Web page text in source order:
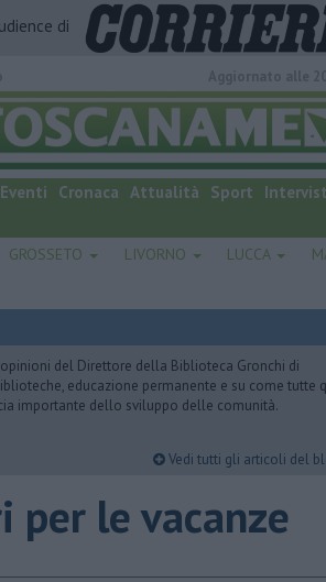
di
Eventi Cronaca Attualità Sport
GROSSETO LIVORNO LUCCA
opinioni del Direttore della Biblioteca Gronchi di
educazione permanente e su come tutte
importante dello sviluppo delle comunità.
Vedi tutti gli articoli del
le vacanze